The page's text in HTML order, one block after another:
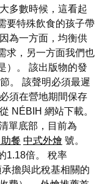
多數時候，這看起
要特殊飲食的孩子帶
為一方面，均衡供
求，另一方面我們也
）。 該出版物的發
。 該聲明必須最遲
須在營地期間保存
NÉBIH 網站下載。
單底部，目前為
餐 中式外燴 號。
1.18倍。 稅率
擔與此稅基相關的